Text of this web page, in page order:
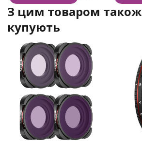
З цим товаром також
купують